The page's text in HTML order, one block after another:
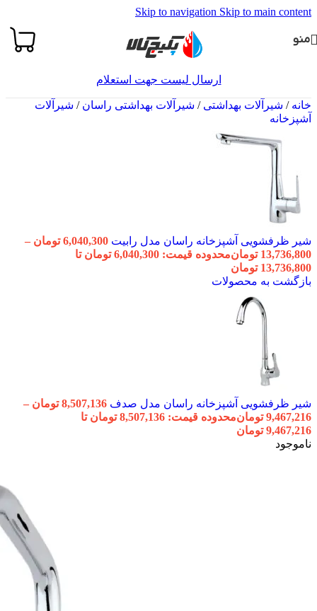
Skip to navigation Skip to main content
منو
ارسال لیست جهت استعلام
خانه/ شیرآلات بهداشتی/ شیرآلات بهداشتی راسان/ شیرآلات
آشپزخانه
شیر ظرفشویی آشپزخانه راسان مدل رابیت 6,040,300 تومان –
13,736,800 تومان
محدوده قیمت: 6,040,300 تومان تا
13,736,800 تومان
بازگشت به محصولات
شیر ظرفشویی آشپزخانه راسان مدل صدف 8,507,136 تومان –
9,467,216 تومان
محدوده قیمت: 8,507,136 تومان تا
9,467,216 تومان
ناموجود